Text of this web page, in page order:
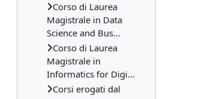
Corso di Laurea
Magistrale in Data
Science and Bus...
Corso di Laurea
Magistrale in
Informatics for Digi...
Corsi erogati dal